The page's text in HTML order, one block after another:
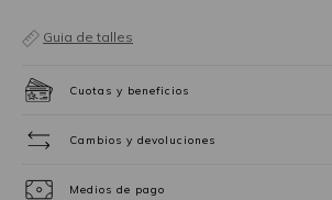
Guia de talles
Cuotas y beneficios
Cambios y devoluciones
Medios de pago